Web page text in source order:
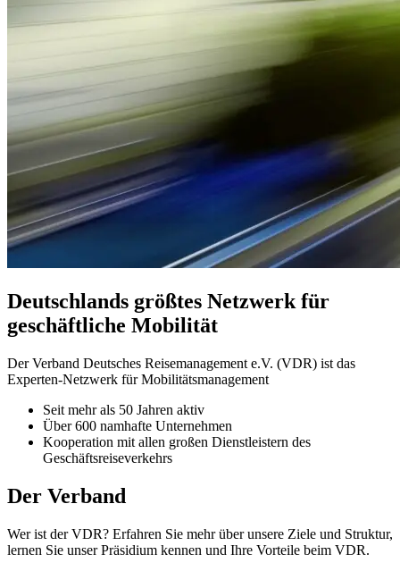
Deutschlands größtes Netzwerk für
geschäftliche Mobilität
Der Verband Deutsches Reisemanagement e.V. (VDR) ist das
Experten-Netzwerk für Mobilitätsmanagement
Seit mehr als 50 Jahren aktiv
Über 600 namhafte Unternehmen
Kooperation mit allen großen Dienstleistern des
Geschäftsreiseverkehrs
Der Verband
Wer ist der VDR? Erfahren Sie mehr über unsere Ziele und Struktur,
lernen Sie unser Präsidium kennen und Ihre Vorteile beim VDR.